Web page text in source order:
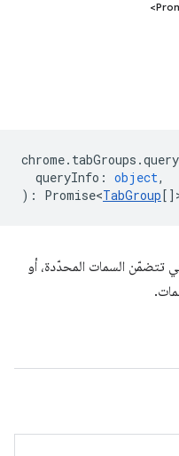
chrome. tabGroups .query
queryInfo : object,
) : Promise<TabGroup[]
تتضمّن السمات المحدّدة، أو